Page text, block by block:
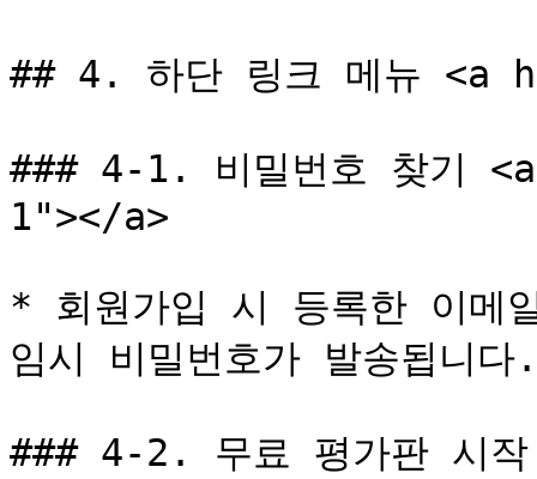
## 4. 하단 링크 메뉴
### 4-1. 비밀번호 찾
1"></a>
* 회원가입 시 등록한 이메
임시 비밀번호가 발송됩니다.
### 4-2. 무료 평가판